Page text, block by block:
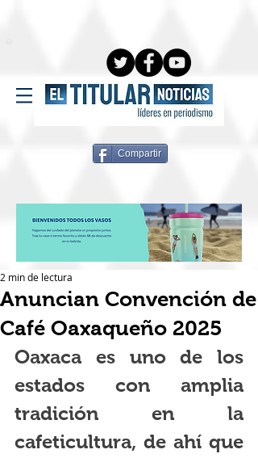
Compartir
Anuncian Convención de
Café Oaxaqueño 2025
2 min de lectura
Oaxaca es uno de los
estados con amplia
tradición en la
cafeticultura, de ahí que